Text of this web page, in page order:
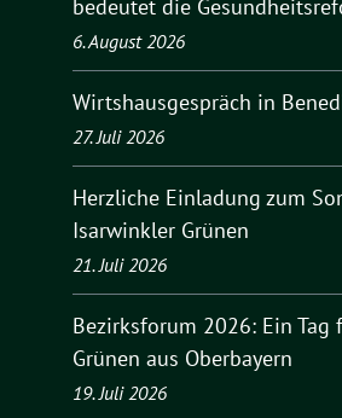
bedeutet die
6. August 2026
Wirtshausgespräch in
27. Juli 2026
Herzliche Einladung zum
Isarwinkler Grünen
21. Juli 2026
Bezirksforum 2026: Ein Tag
Grünen aus Oberbayern
19. Juli 2026